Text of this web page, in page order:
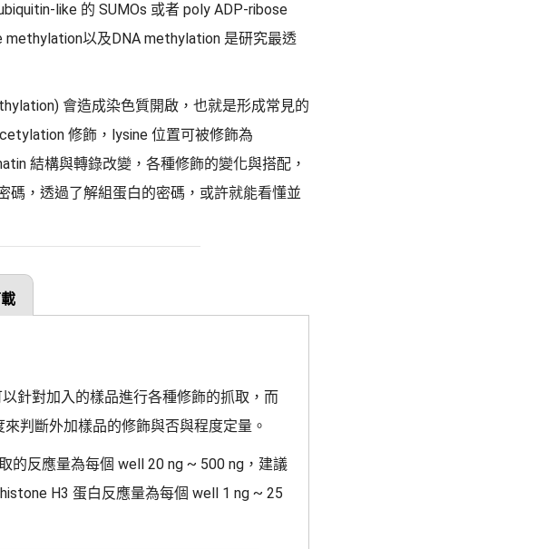
like 的 SUMOs 或者 poly ADP-ribose
以及DNA methylation 是研究最透
會造成染色質開啟，也就是形成常見的
修飾，lysine 位置可被修飾為
結構與轉錄改變，各種修飾的變化與搭配，
碼，透過了解組蛋白的密碼，或許就能看懂並
針對加入的樣品進行各種修飾的抓取，而
判斷外加樣品的修飾與否與程度定量。
的反應量為每個 well 20 ng ~ 500 ng，建議
H3 蛋白反應量為每個 well 1 ng ~ 25